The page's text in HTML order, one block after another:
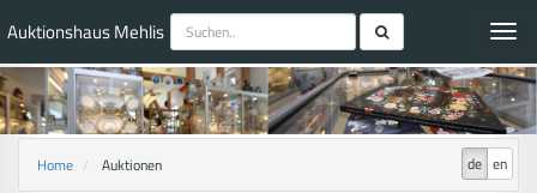
Auktionshaus Mehlis
de en
Home Auktionen